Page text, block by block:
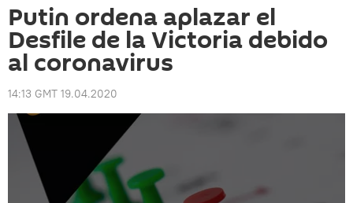
Putin ordena aplazar el
Desfile de la Victoria debido
al coronavirus
14:13 GMT 19.04.2020